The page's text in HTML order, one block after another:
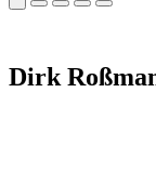
Dirk